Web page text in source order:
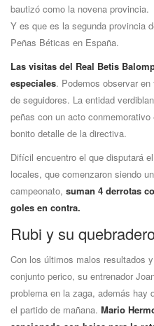
bautizó como la novena provincia.
Y es que es la segunda provincia
Peñas Béticas en España.
Las visitas del Real Betis
especiales. Podemos observar
de seguidores. La entidad
peñas con un acto
bonito detalle de la directiva.
Difí­cil encuentro el que disputará
locales, que comenzaron siendo
campeonato, suman 4 derrotas
goles en contra.
Rubi­ y su
Con los últimos malos resultados
conjunto perico, su entrenador
problema en la zaga, además hay
el partido de mañana. Mario